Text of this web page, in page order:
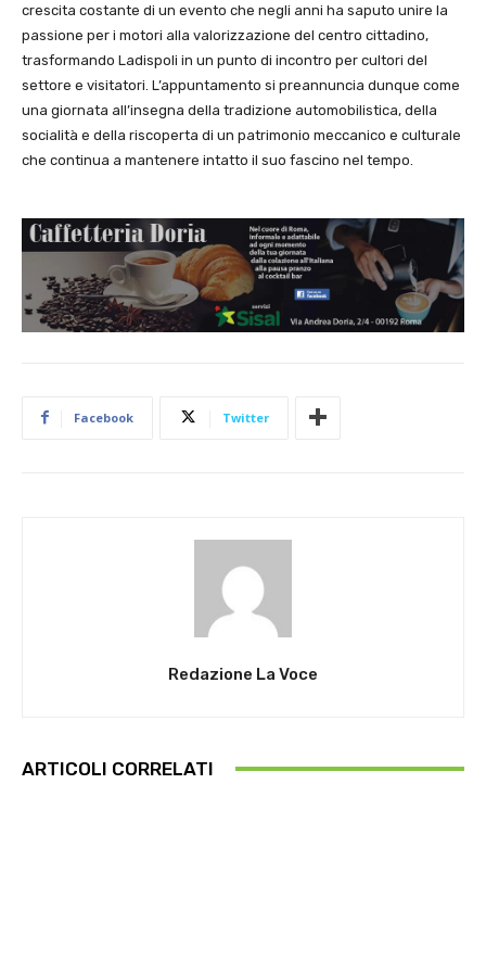
crescita costante di un evento che negli anni ha saputo unire la
passione per i motori alla valorizzazione del centro cittadino,
trasformando Ladispoli in un punto di incontro per cultori del
settore e visitatori. L’appuntamento si preannuncia dunque come
una giornata all’insegna della tradizione automobilistica, della
socialità e della riscoperta di un patrimonio meccanico e culturale
che continua a mantenere intatto il suo fascino nel tempo.
Facebook Twitter
Redazione La Voce
ARTICOLI CORRELATI